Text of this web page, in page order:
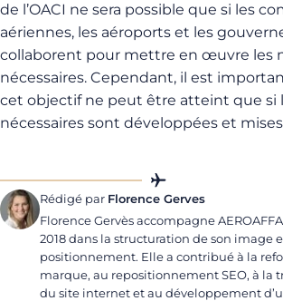
de l’OACI ne sera possible que si les
aériennes, les aéroports et les
collaborent pour mettre en œuvre les
nécessaires. Cependant, il est
cet objectif ne peut être atteint que si
nécessaires sont développées et
Rédigé par Florence Gerves
Florence Gervès accompagne
2018 dans la structuration de son image
positionnement. Elle a contribué à la
marque, au repositionnement SEO, à la
du site internet et au développement